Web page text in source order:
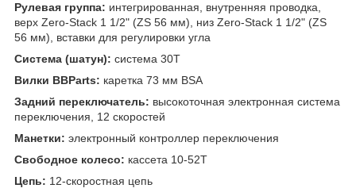
Рулевая группа: интегрированная, внутренняя проводка,
верх Zero-Stack 1 1/2" (ZS 56 мм), низ Zero-Stack 1 1/2" (ZS
56 мм), вставки для регулировки угла
Система (шатун): система 30T
Вилки BBParts: каретка 73 мм BSA
Задний переключатель: высокоточная электронная система
переключения, 12 скоростей
Манетки: электронный контроллер переключения
Свободное колесо: кассета 10-52T
Цепь: 12-скоростная цепь